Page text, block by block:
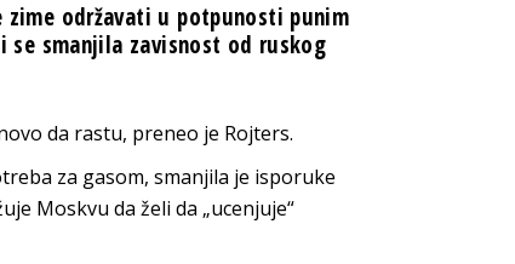
održavati u potpunosti punim
se smanjila zavisnost od ruskog
da rastu, preneo je Rojters.
za gasom, smanjila je isporuke
Moskvu da želi da „ucenjuje“